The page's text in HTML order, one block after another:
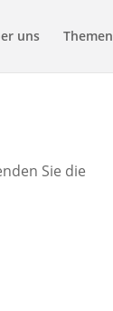
uns Themen
Sie die